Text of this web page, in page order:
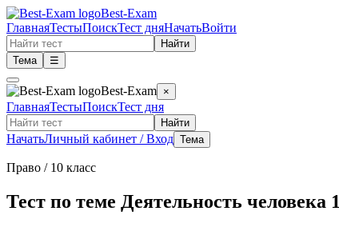
Best-Exam
ГлавнаяТестыПоискТест дняНачатьВойти
Найти
Тема
☰
Best-Exam ×
ГлавнаяТестыПоискТест дня
Найти
НачатьЛичный кабинет / Вход Тема
Право / 10 класс
Тест по теме Деятельность человека